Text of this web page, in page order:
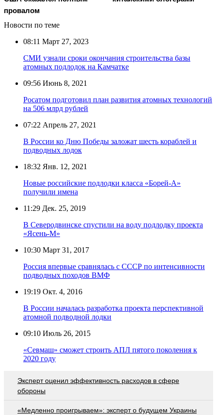
провалом
Новости по теме
08:11 Март 27, 2023
СМИ узнали сроки окончания строительства базы
атомных подлодок на Камчатке
09:56 Июнь 8, 2021
Росатом подготовил план развития атомных технологий
на 506 млрд рублей
07:22 Апрель 27, 2021
В России ко Дню Победы заложат шесть кораблей и
подводных лодок
18:32 Янв. 12, 2021
Новые российские подлодки класса «Борей-А»
получили имена
11:29 Дек. 25, 2019
В Северодвинске спустили на воду подлодку проекта
«Ясень-М»
10:30 Март 31, 2017
Россия впервые сравнялась с СССР по интенсивности
подводных походов ВМФ
19:19 Окт. 4, 2016
В России началась разработка проекта перспективной
атомной подводной лодки
09:10 Июль 26, 2015
«Севмаш» сможет строить АПЛ пятого поколения к
2020 году
Эксперт оценил эффективность расходов в сфере
обороны
«Медленно проигрываем»: эксперт о будущем Украины